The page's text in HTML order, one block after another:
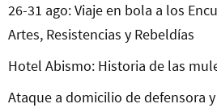
26-31 ago: Viaje en bola a los
Artes, Resistencias y Rebeldías
Hotel Abismo: Historia de las
Ataque a domicilio de defensora